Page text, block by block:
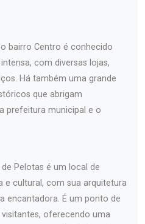
bairro Centro é conhecido
com diversas lojas,
Há também uma grande
que abrigam
prefeitura municipal e o
Pelotas é um local de
e cultural, com sua arquitetura
encantadora. É um ponto de
oferecendo uma